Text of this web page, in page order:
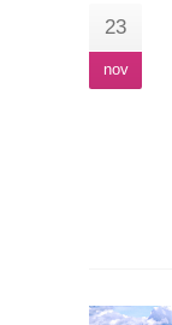
23
nov